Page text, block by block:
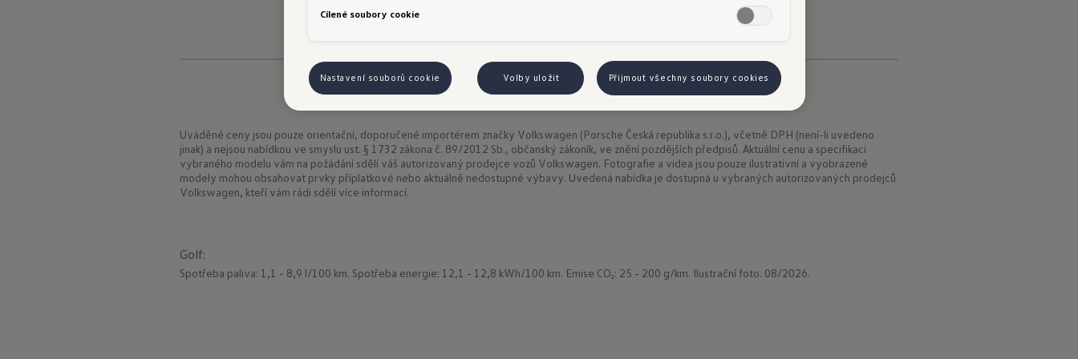
Uváděné ceny jsou pouze orientační, doporučené importérem značky Volkswagen (Porsche Česká republika s.r.o.), včetně DPH (není-li uvedeno
jinak) a nejsou nabídkou ve smyslu ust. § 1732 zákona č. 89/2012 Sb., občanský zákoník, ve znění pozdějších předpisů. Aktuální cenu a specifikaci
vybraného modelu vám na požádání sdělí váš autorizovaný prodejce vozů Volkswagen. Fotografie a videa jsou pouze ilustrativní a vyobrazené
modely mohou obsahovat prvky příplatkové nebo aktuálně nedostupné výbavy. Uvedená nabídka je dostupná u vybraných autorizovaných prodejců
Volkswagen, kteří vám rádi sdělí více informací.
Golf:
Spotřeba paliva: 1,1 - 8,9 l/100 km. Spotřeba energie: 12,1 - 12,8 kWh/100 km. Emise CO₂: 25 - 200 g/km. Ilustrační foto. 08/2026.
Cílené soubory cookie
Nastavení souborů cookie Volby uložit Přijmout všechny soubory cookies